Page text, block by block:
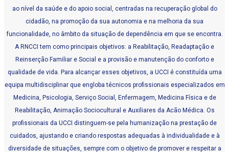
ao nível da saúde e do apoio social, centradas na recuperação global do
cidadão, na promoção da sua autonomia e na melhoria da sua
funcionalidade, no âmbito da situação de dependência em que se encontra.
A RNCCI tem como principais objetivos: a Reabilitação, Readaptação e
Reinserção Familiar e Social e a provisão e manutenção do conforto e
qualidade de vida. Para alcançar esses objetivos, a UCCI é constituída uma
equipa multidisciplinar que engloba técnicos profissionais especializados em
Medicina, Psicologia, Serviço Social, Enfermagem, Medicina Física e de
Reabilitação, Animação Sociocultural e Auxiliares da Acão Médica. Os
profissionais da UCCI distinguem-se pela humanização na prestação de
cuidados, ajustando e criando respostas adequadas à individualidade e à
diversidade de situações, sempre com o objetivo de promover e respeitar a